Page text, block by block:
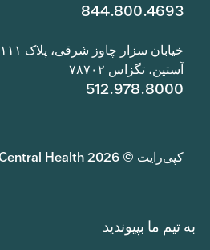
844.800.4693
خیابان سزار چاوز شرقی، پلاک ۱۱۱۱
آستین، تگزاس ۷۸۷۰۲
512.978.8000
کپی‌رایت © 2026 Central Health. تمامی حقوق محفوظ است.
به تیم ما بپیوندید